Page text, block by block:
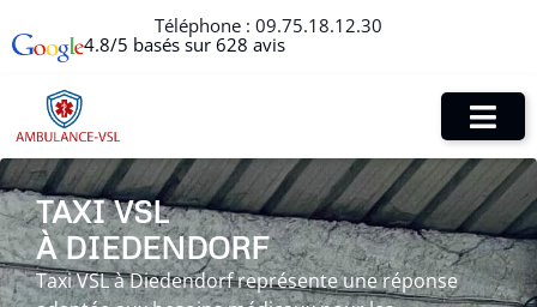
Téléphone : 09.75.18.12.30
4.8/5 basés sur 628 avis
TAXI VSL
À DIEDENDORF
Taxi VSL à Diedendorf représente une réponse